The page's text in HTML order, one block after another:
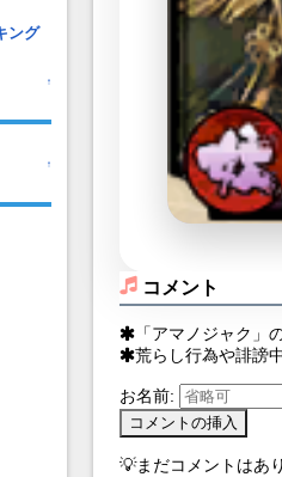
ング
↑
↑
コメント
「アマノジャク」
荒らし行為や誹謗
お名前:
💡まだコメントはあ